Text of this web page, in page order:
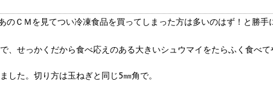
ＣＭを見てつい冷凍食品を買ってしまった方は多いのはず！と勝
せっかくだから食べ応えのある大きいシュウマイをたらふく食べて
した。切り方は玉ねぎと同じ5㎜角で。